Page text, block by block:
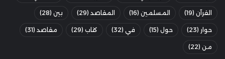
القرآن (19) المسلمين (16) المقاصد (29) بين (28)
حوار (23) حول (15) في (32) كتاب (29) مقاصد (31)
من (22)